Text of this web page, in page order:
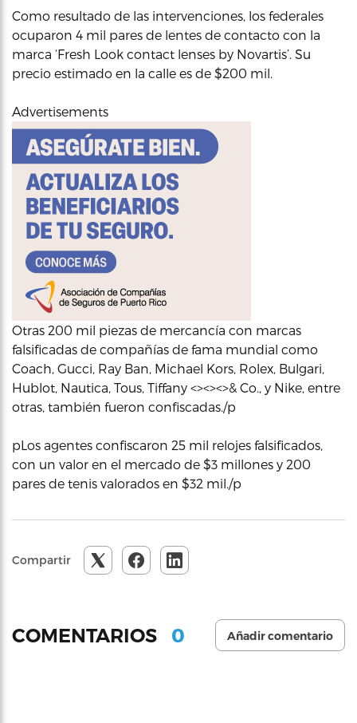
Como resultado de las intervenciones, los federales
ocuparon 4 mil pares de lentes de contacto con la
marca ‘Fresh Look contact lenses by Novartis’. Su
precio estimado en la calle es de $200 mil.
Advertisements
Otras 200 mil piezas de mercancía con marcas
falsificadas de compañías de fama mundial como
Coach, Gucci, Ray Ban, Michael Kors, Rolex, Bulgari,
Hublot, Nautica, Tous, Tiffany <><><>& Co., y Nike, entre
otras, también fueron confiscadas./p
pLos agentes confiscaron 25 mil relojes falsificados,
con un valor en el mercado de $3 millones y 200
pares de tenis valorados en $32 mil./p
Compartir
COMENTARIOS 0 Añadir comentario